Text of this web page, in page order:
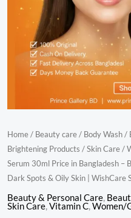
Home/ Beauty care/ Body Wash/
Brightening Products /Skin Care/
Serum 30ml Price in Bangladesh –
Dark Spots & Oily Skin | WishCare
Beauty & Personal Care,
Skin Care,Vitamin C,Women/
Bangladesh
Vitamin
Skin,
Dark
Oily
Spots
&
Serum